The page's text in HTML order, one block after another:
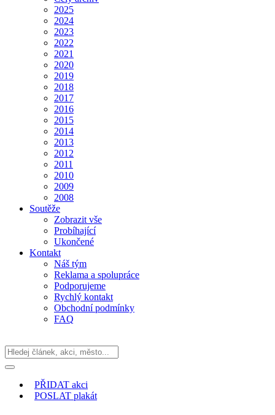
2025
2024
2023
2022
2021
2020
2019
2018
2017
2016
2015
2014
2013
2012
2011
2010
2009
2008
Soutěže
Zobrazit vše
Probíhající
Ukončené
Kontakt
Náš tým
Reklama a spolupráce
Podporujeme
Rychlý kontakt
Obchodní podmínky
FAQ
PŘIDAT akci
POSLAT plakát